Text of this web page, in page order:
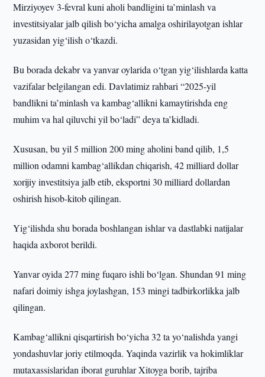
Mirziyoyev 3-fevral kuni aholi bandligini ta’minlash va
investitsiyalar jalb qilish bo‘yicha amalga oshirilayotgan ishlar
yuzasidan yig‘ilish o‘tkazdi.
Bu borada dekabr va yanvar oylarida o‘tgan yig‘ilishlarda katta
vazifalar belgilangan edi. Davlatimiz rahbari “2025-yil
bandlikni ta’minlash va kambag‘allikni kamaytirishda eng
muhim va hal qiluvchi yil bo‘ladi” deya ta’kidladi.
Xususan, bu yil 5 million 200 ming aholini band qilib, 1,5
million odamni kambag‘allikdan chiqarish, 42 milliard dollar
xorijiy investitsiya jalb etib, eksportni 30 milliard dollardan
oshirish hisob-kitob qilingan.
Yig‘ilishda shu borada boshlangan ishlar va dastlabki natijalar
haqida axborot berildi.
Yanvar oyida 277 ming fuqaro ishli bo‘lgan. Shundan 91 ming
nafari doimiy ishga joylashgan, 153 mingi tadbirkorlikka jalb
qilingan.
Kambag‘allikni qisqartirish bo‘yicha 32 ta yo‘nalishda yangi
yondashuvlar joriy etilmoqda. Yaqinda vazirlik va hokimliklar
mutaxassislaridan iborat guruhlar Xitoyga borib, tajriba